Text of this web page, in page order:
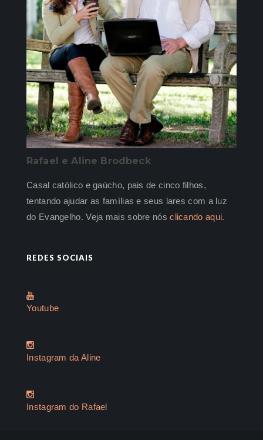
Rafael e Aline Brodbeck
Casal católico e gaúcho, pais de cinco filhos,
tentando ajudar as famílias e seus lares com a luz
do Evangelho. Veja mais sobre nósclicando aqui.
REDES SOCIAIS
Youtube
Instagram da Aline
Instagram do Rafael